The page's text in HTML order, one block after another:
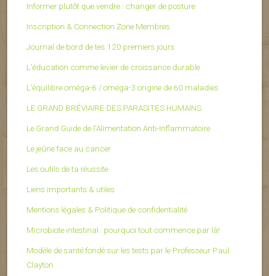
Informer plutôt que vendre : changer de posture
Inscription & Connection Zone Membres
Journal de bord de tes 120 premiers jours
L’éducation comme levier de croissance durable
L’équilibre oméga-6 / oméga-3 origine de 60 maladies
LE GRAND BRÉVIAIRE DES PARASITES HUMAINS
Le Grand Guide de l’Alimentation Anti-Inflammatoire
Le jeûne face au cancer
Les outils de ta réussite
Liens importants & utiles
Mentions légales & Politique de confidentialité
Microbiote intestinal : pourquoi tout commence par là!
Modèle de santé fondé sur les tests par le Professeur Paul
Clayton